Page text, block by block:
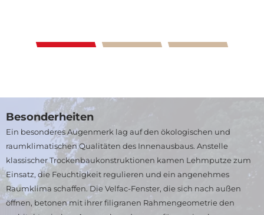
Besonderheiten
Ein besonderes Augenmerk lag auf den ökologischen und
raumklimatischen Qualitäten des Innenausbaus. Anstelle
klassischer Trockenbaukonstruktionen kamen Lehmputze zum
Einsatz, die Feuchtigkeit regulieren und ein angenehmes
Raumklima schaffen. Die Velfac-Fenster, die sich nach außen
öffnen, betonen mit ihrer filigranen Rahmengeometrie den